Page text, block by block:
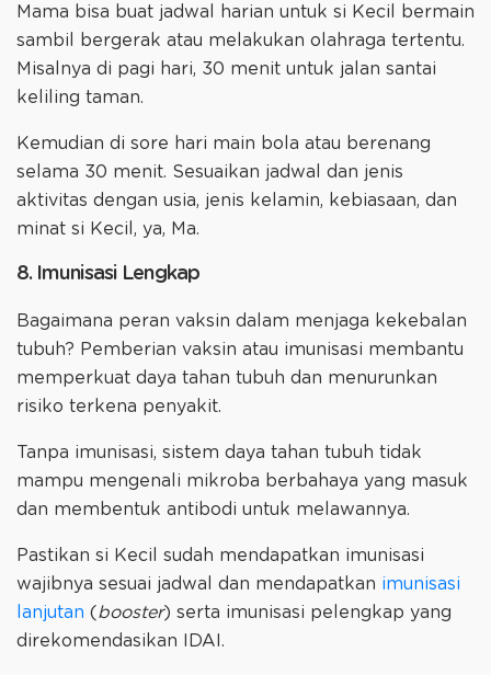
Mama bisa buat jadwal harian untuk si Kecil bermain
sambil bergerak atau melakukan olahraga tertentu.
Misalnya di pagi hari, 30 menit untuk jalan santai
keliling taman.
Kemudian di sore hari main bola atau berenang
selama 30 menit. Sesuaikan jadwal dan jenis
aktivitas dengan usia, jenis kelamin, kebiasaan, dan
minat si Kecil, ya, Ma.
8. Imunisasi Lengkap
Bagaimana peran vaksin dalam menjaga kekebalan
tubuh? Pemberian vaksin atau imunisasi membantu
memperkuat daya tahan tubuh dan menurunkan
risiko terkena penyakit.
Tanpa imunisasi, sistem daya tahan tubuh tidak
mampu mengenali mikroba berbahaya yang masuk
dan membentuk antibodi untuk melawannya.
Pastikan si Kecil sudah mendapatkan imunisasi
wajibnya sesuai jadwal dan mendapatkan imunisasi
lanjutan (booster) serta imunisasi pelengkap yang
direkomendasikan IDAI.